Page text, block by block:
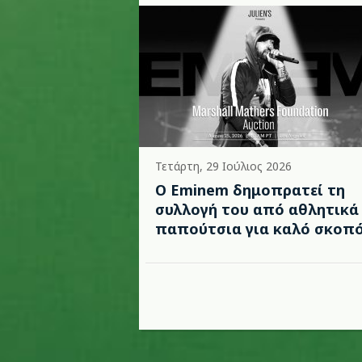
Τετάρτη, 29 Ιούλιος 2026
Ο Eminem δημοπρατεί τη
συλλογή του από αθλητικά
παπούτσια για καλό